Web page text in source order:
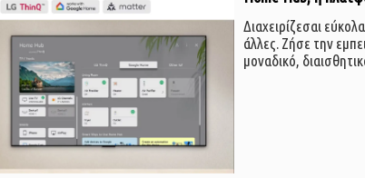
Διαχειρίζεσαι
άλλες. Ζήσε την
μοναδικό,